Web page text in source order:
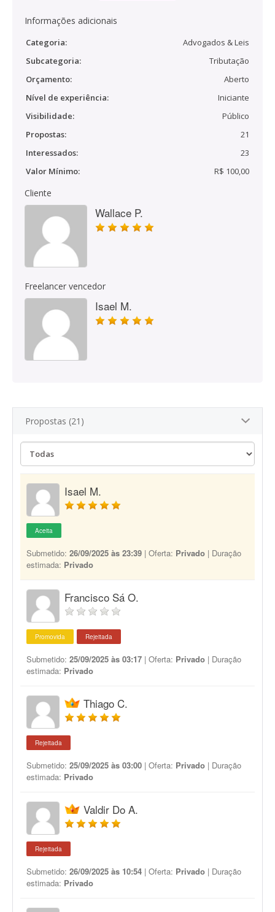
Informações adicionais
Categoria:
Advogados & Leis
Subcategoria:
Tributação
Orçamento:
Aberto
Nível de experiência:
Iniciante
Visibilidade:
Público
Propostas:
21
Interessados:
23
Valor Mínimo:
R$ 100,00
Cliente
Wallace P.
Freelancer vencedor
Isael M.
Propostas (21)
Isael M.
Aceita
Submetido: 26/09/2025 às 23:39 | Oferta: Privado | Duração
estimada: Privado
Francisco Sá O.
Promovida Rejeitada
Submetido: 25/09/2025 às 03:17 | Oferta: Privado | Duração
estimada: Privado
Thiago C.
Rejeitada
Submetido: 25/09/2025 às 03:00 | Oferta: Privado | Duração
estimada: Privado
Valdir Do A.
Rejeitada
Submetido: 26/09/2025 às 10:54 | Oferta: Privado | Duração
estimada: Privado